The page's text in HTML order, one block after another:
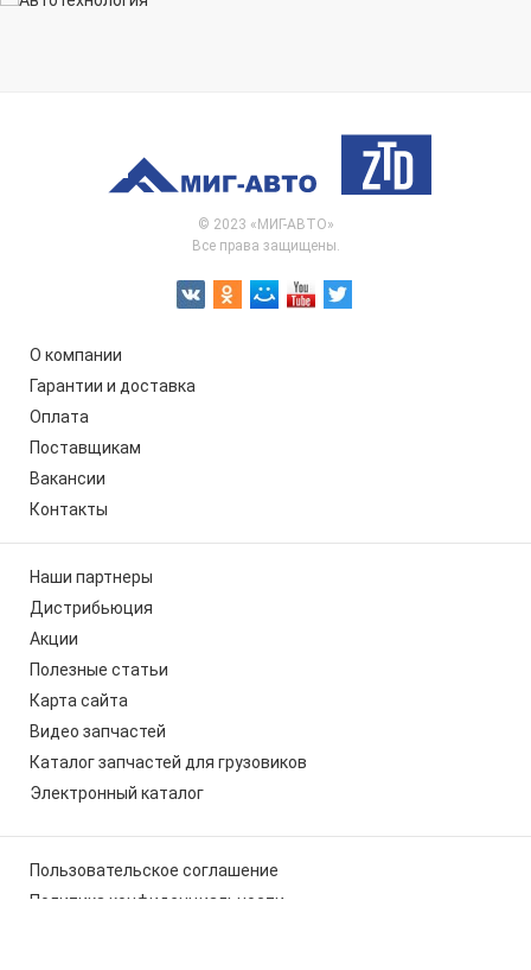
© 2023 «МИГ-АВТО»
Все права защищены.
О компании
Гарантии и доставка
Оплата
Поставщикам
Вакансии
Контакты
Наши партнеры
Дистрибьюция
Акции
Полезные статьи
Карта сайта
Видео запчастей
Каталог запчастей для грузовиков
Электронный каталог
Пользовательское соглашение
Политика конфиденциальности